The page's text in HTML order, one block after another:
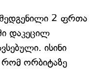
შედგენილი 2 ფრთა
დაკეცილ
ისინი
რომ ორბიტაზე